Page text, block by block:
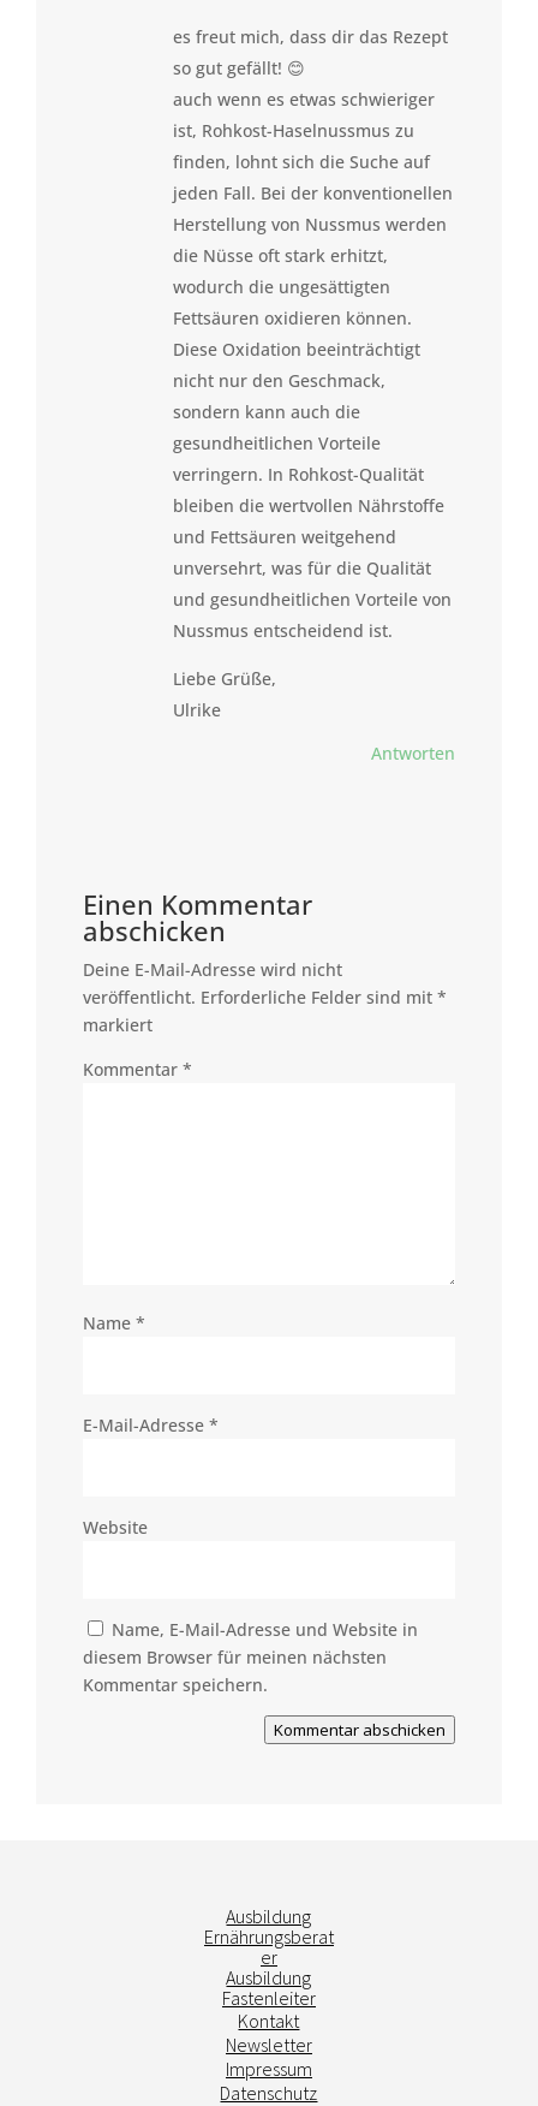
es freut mich, dass dir das Rezept
so gut gefällt! 😊
auch wenn es etwas schwieriger
ist, Rohkost-Haselnussmus zu
finden, lohnt sich die Suche auf
jeden Fall. Bei der konventionellen
Herstellung von Nussmus werden
die Nüsse oft stark erhitzt,
wodurch die ungesättigten
Fettsäuren oxidieren können.
Diese Oxidation beeinträchtigt
nicht nur den Geschmack,
sondern kann auch die
gesundheitlichen Vorteile
verringern. In Rohkost-Qualität
bleiben die wertvollen Nährstoffe
und Fettsäuren weitgehend
unversehrt, was für die Qualität
und gesundheitlichen Vorteile von
Nussmus entscheidend ist.
Liebe Grüße,
Ulrike
Antworten
Einen Kommentar
abschicken
Deine E-Mail-Adresse wird nicht
veröffentlicht. Erforderliche Felder sind mit *
markiert
Kommentar *
Name *
E-Mail-Adresse *
Website
Name, E-Mail-Adresse und Website in
diesem Browser für meinen nächsten
Kommentar speichern.
Kommentar abschicken
Ausbildung
Ernährungsberat
er
Ausbildung
Fastenleiter
Kontakt
Newsletter
Impressum
Datenschutz